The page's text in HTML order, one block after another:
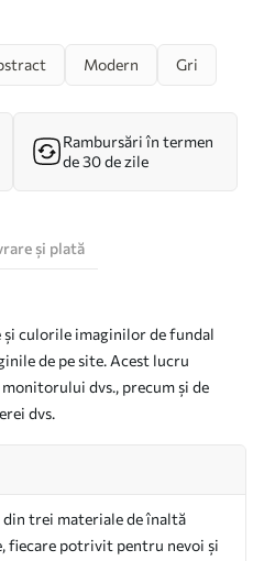
Modern Gri
Rambursări în termen
de 30 de zile
și plată
și culorile imaginilor de fundal
de pe site. Acest lucru
dvs., precum și de
dvs.
trei materiale de înaltă
fiecare potrivit pentru nevoi și